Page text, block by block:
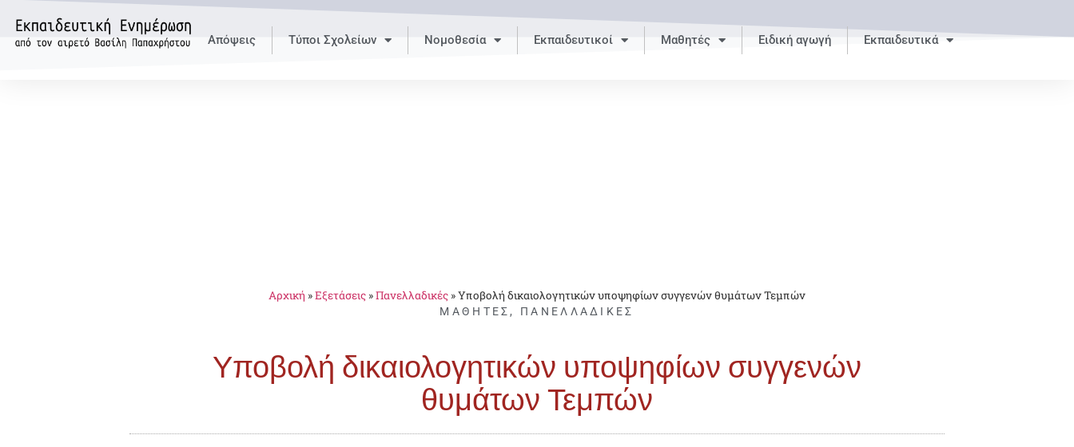
Απόψεις Τύποι Σχολείων Νομοθεσία Εκπαιδευτικοί Μαθητές Ειδική αγωγή Εκπαιδευτικά
Αρχική »Εξετάσεις »Πανελλαδικές »Υποβολή δικαιολογητικών υποψηφίων συγγενών θυμάτων Τεμπών
ΜΑΘΗΤΈΣ , ΠΑΝΕΛΛΑΔΙΚΈΣ
Υποβολή δικαιολογητικών υποψηφίων συγγενών
θυμάτων Τεμπών